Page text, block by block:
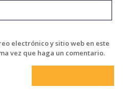
electrónico y sitio web en este
vez que haga un comentario.